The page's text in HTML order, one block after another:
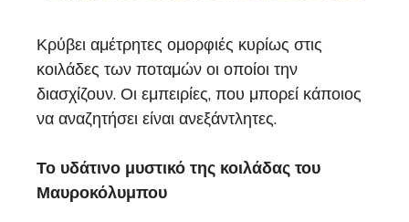
Κρύβει αμέτρητες ομορφιές κυρίως στις
κοιλάδες των ποταμών οι οποίοι την
διασχίζουν. Οι εμπειρίες, που μπορεί κάποιος
να αναζητήσει είναι ανεξάντλητες.
Το υδάτινο μυστικό της κοιλάδας του
Μαυροκόλυμπου